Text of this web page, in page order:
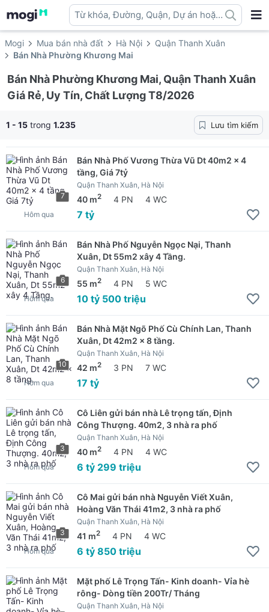
Từ khóa, Đường, Quận, Dự án hoặc
địa danh ...
Mogi Mua bán nhà đất Hà Nội
Quận Thanh Xuân
Bán Nhà Phường Khương Mai
Bán Nhà Phường Khương Mai, Quận Thanh Xuân
Giá Rẻ, Uy Tín, Chất Lượng T8/2026
1 - 15 trong 1.235 Lưu tìm kiếm
7
Bán Nhà Phố Vương Thừa Vũ Dt 40m2 x 4
tầng, Giá 7tỷ
Quận Thanh Xuân, Hà Nội
40 m2 4 PN 4 WC
7 tỷ
Hôm qua
6
Bán Nhà Phố Nguyễn Ngọc Nại, Thanh
Xuân, Dt 55m2 xây 4 Tầng.
Quận Thanh Xuân, Hà Nội
55 m2 4 PN 5 WC
10 tỷ 500 triệu
Hôm qua
10
Bán Nhà Mặt Ngõ Phố Cù Chính Lan, Thanh
Xuân, Dt 42m2 x 8 tầng.
Quận Thanh Xuân, Hà Nội
42 m2 3 PN 7 WC
17 tỷ
Hôm qua
3
Cô Liên gửi bán nhà Lê trọng tấn, Định
Công Thượng. 40m2, 3 nhà ra phố
Quận Thanh Xuân, Hà Nội
40 m2 4 PN 4 WC
6 tỷ 299 triệu
Hôm qua
3
Cô Mai gửi bán nhà Nguyễn Viết Xuân,
Hoàng Văn Thái 41m2, 3 nhà ra phố
Quận Thanh Xuân, Hà Nội
41 m2 4 PN 4 WC
6 tỷ 850 triệu
Hôm qua
Mặt phố Lê Trọng Tấn- Kinh doanh- Vỉa hè
rông- Dòng tiền 200Tr/ Tháng
Quận Thanh Xuân, Hà Nội